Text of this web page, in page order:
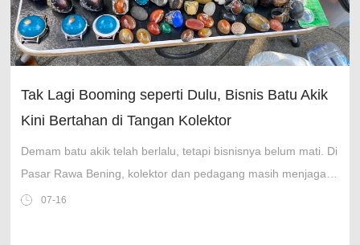
Tak Lagi Booming seperti Dulu, Bisnis Batu Akik
Kini Bertahan di Tangan Kolektor
Demam batu akik telah berlalu, tetapi bisnisnya belum mati. Di
Pasar Rawa Bening, kolektor dan pedagang masih menjaga
pasar batu akik tetap hidup.
07-16